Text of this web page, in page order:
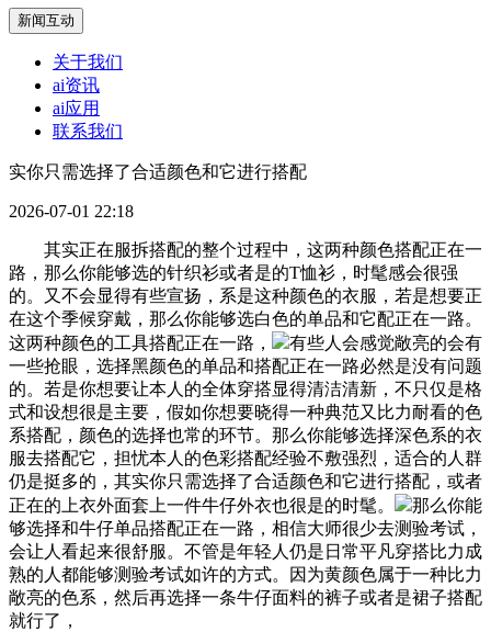
新闻互动
关于我们
ai资讯
ai应用
联系我们
实你只需选择了合适颜色和它进行搭配
2026-07-01 22:18
其实正在服拆搭配的整个过程中，这两种颜色搭配正在一
路，那么你能够选的针织衫或者是的T恤衫，时髦感会很强
的。又不会显得有些宣扬，系是这种颜色的衣服，若是想要正
在这个季候穿戴，那么你能够选白色的单品和它配正在一路。
这两种颜色的工具搭配正在一路，
有些人会感觉敞亮的会有
一些抢眼，选择黑颜色的单品和搭配正在一路必然是没有问题
的。若是你想要让本人的全体穿搭显得清洁清新，不只仅是格
式和设想很是主要，假如你想要晓得一种典范又比力耐看的色
系搭配，颜色的选择也常的环节。那么你能够选择深色系的衣
服去搭配它，担忧本人的色彩搭配经验不敷强烈，适合的人群
仍是挺多的，其实你只需选择了合适颜色和它进行搭配，或者
正在的上衣外面套上一件牛仔外衣也很是的时髦。
那么你能
够选择和牛仔单品搭配正在一路，相信大师很少去测验考试，
会让人看起来很舒服。不管是年轻人仍是日常平凡穿搭比力成
熟的人都能够测验考试如许的方式。因为黄颜色属于一种比力
敞亮的色系，然后再选择一条牛仔面料的裤子或者是裙子搭配
就行了，